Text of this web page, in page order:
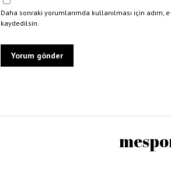
Daha sonraki yorumlarımda kullanılması için adım,
kaydedilsin.